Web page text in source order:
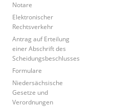
Notare
Elektronischer
Rechtsverkehr
Antrag auf Erteilung
einer Abschrift des
Scheidungsbeschlusses
Formulare
Niedersächsische
Gesetze und
Verordnungen